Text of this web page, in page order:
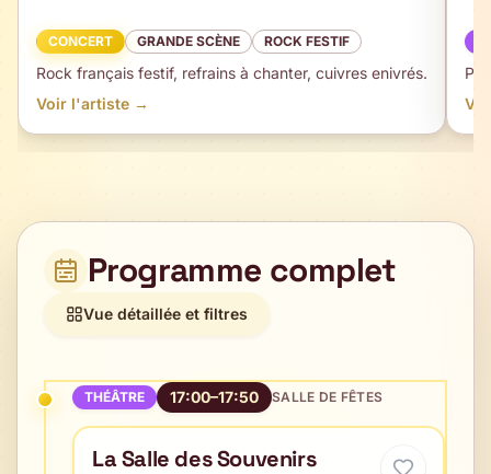
CONCERT GRANDE SCÈNE ROCK FESTIF
Rock français festif, refrains à chanter, cuivres enivrés.
Voir l'artiste →
Programme complet
Vue détaillée et filtres
THÉÂTRE 17:00–17:50 SALLE DE FÊTES
La Salle des Souvenirs